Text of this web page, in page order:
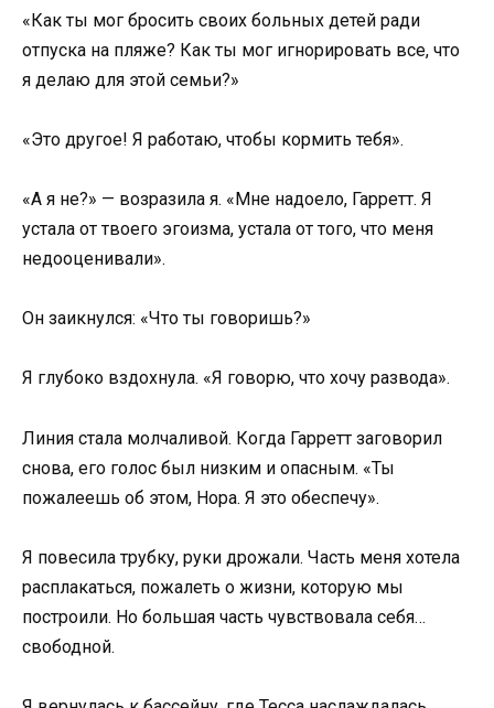
«Как ты мог бросить своих больных детей ради
отпуска на пляже? Как ты мог игнорировать все, что
я делаю для этой семьи?»
«Это другое! Я работаю, чтобы кормить тебя».
«А я не?» — возразила я. «Мне надоело, Гарретт. Я
устала от твоего эгоизма, устала от того, что меня
недооценивали».
Он заикнулся: «Что ты говоришь?»
Я глубоко вздохнула. «Я говорю, что хочу развода».
Линия стала молчаливой. Когда Гарретт заговорил
снова, его голос был низким и опасным. «Ты
пожалеешь об этом, Нора. Я это обеспечу».
Я повесила трубку, руки дрожали. Часть меня хотела
расплакаться, пожалеть о жизни, которую мы
построили. Но большая часть чувствовала себя…
свободной.